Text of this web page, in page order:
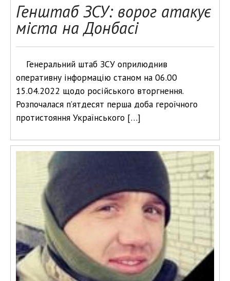
Генштаб ЗСУ: ворог атакує
міста на Донбасі
Генеральний штаб ЗСУ оприлюднив
оперативну інформацію станом на 06.00
15.04.2022 щодо російського вторгнення.
Розпочалася п’ятдесят перша доба героїчного
протистояння Українського […]